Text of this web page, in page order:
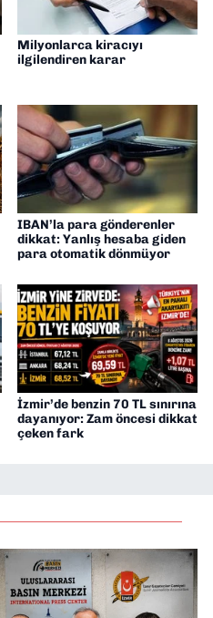
Milyonlarca kiracıyı
ilgilendiren karar
IBAN’la para gönderenler
dikkat: Yanlış hesaba giden
para otomatik dönmüyor
İzmir’de benzin 70 TL sınırına
dayanıyor: Zam öncesi dikkat
çeken fark